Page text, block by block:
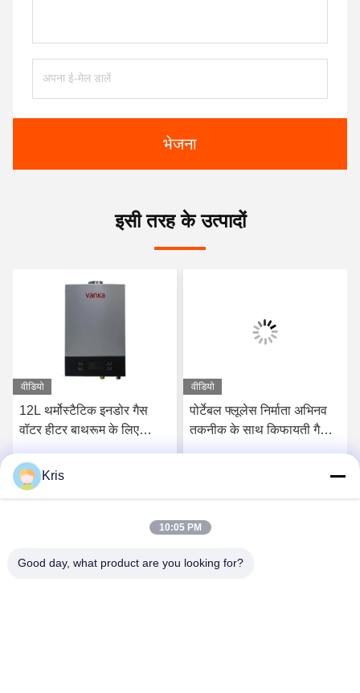
भेजना
इसी तरह के उत्पादों
वीडियो
12L थर्मोस्टैटिक इनडोर गैस
वॉटर हीटर बाथरूम के लिए
वीडियो
पोर्टेबल फ्लूलेस निर्माता अभिनव
तकनीक के साथ किफायती गैस
Kris
10:05 PM
Good day, what product are you looking for?